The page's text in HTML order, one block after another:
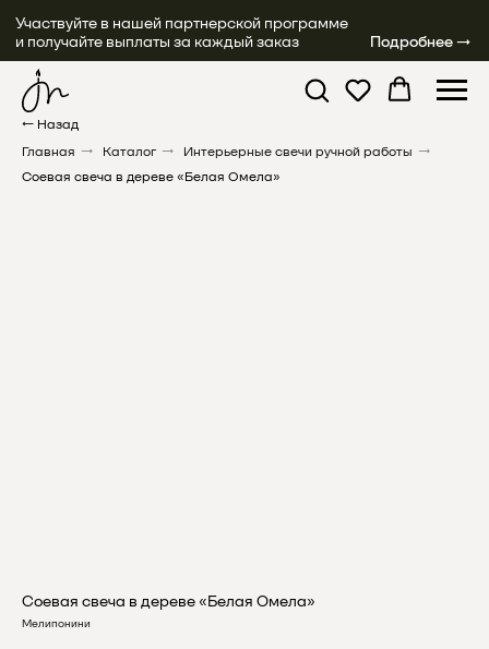
Участвуйте в нашей партнерской программе
и получайте выплаты за каждый заказ Подробнее →
← Назад
Главная → Каталог → Интерьерные свечи ручной работы →
Соевая свеча в дереве «Белая Омела»
Соевая свеча в дереве «Белая Омела»
Мелипонини